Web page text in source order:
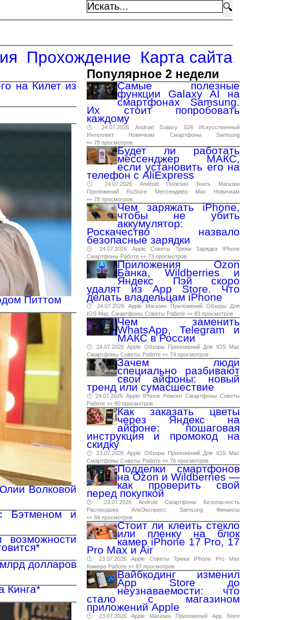
🔍
Прохождение Карта сайта
на Килет из
Питтом
Волковой
Бэтменом и
долларов
Кинга*
Популярное 2 недели
Самые полезные
функции Galaxy AI на
смартфонах Samsung.
Их стоит попробовать
каждому
🕑 24.07.2026 Android Galaxy S26
Искусственный
Интеллект
Новичкам Смартфоны
Samsung
👀 78 просмотров
Будет ли работать
мессенджер МАКС,
если установить его на
телефон с AliExpress
🕑 24.07.2026 Android Полезно Знать
Магазин
Приложений
RuStore Мессенджер Max
Новичкам
👀 78 просмотров
Чем заряжать iPhone,
чтобы не убить
аккумулятор:
Роскачество назвало
безопасные зарядки
🕑 24.07.2026 Apple Советы Трюки Зарядка
IPhone
Смартфоны Работе 👀 73 просмотров
Приложения Ozon
Банка, Wildberries и
Яндекс Пэй скоро
удалят из App Store. Что
делать владельцам iPhone
🕑 24.07.2026 Apple Магазин Приложений Обзоры
Для
IOS Mac Смартфоны Советы Работе 👀 83 просмотров
Чем заменить
WhatsApp, Telegram и
МАКС в России
🕑 24.07.2026 Apple Обзоры Приложений Для IOS
Mac
Смартфоны Советы Работе 👀 74 просмотров
Зачем люди
специально разбивают
свои айфоны: новый
тренд или сумасшествие
🕑 24.07.2026 Apple IPhone Ремонт Смартфоны Советы
Работе 👀 90 просмотров
Как заказать цветы
через Яндекс на
айфоне: пошаговая
инструкция и промокод на
скидку
🕑 23.07.2026 Apple Обзоры Приложений Для IOS
Mac
Смартфоны Советы Работе 👀 76 просмотров
Подделки смартфонов
на Ozon и Wildberries —
как проверить свой
перед покупкой
🕑 23.07.2026 Android Смартфоны
Безопасность
Распродажа
АлиЭкспресс Samsung
Финансы
👀 84 просмотров
Стоит ли клеить стекло
или пленку на блок
камер iPhone 17 Pro, 17
Pro Max и Air
🕑 23.07.2026 Apple Советы Трюки IPhone Pro
Max
Камера Работе 👀 87 просмотров
Вайбкодинг изменил
App Store до
неузнаваемости: что
стало с магазином
приложений Apple
🕑 23.07.2026 Apple Магазин Приложений App
Store